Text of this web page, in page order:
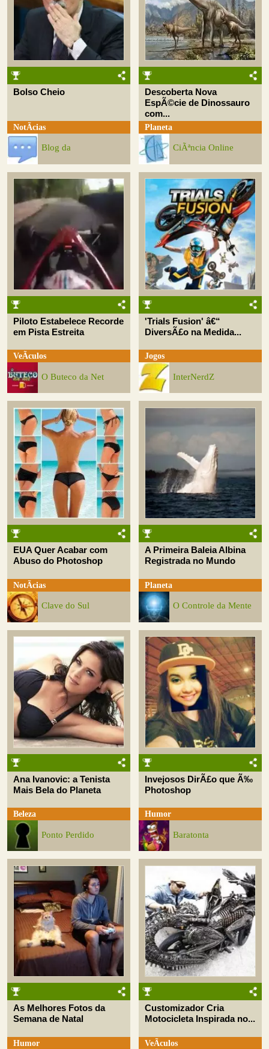
Bolso Cheio
NotÃ­cias
Blog da
Descoberta Nova
EspÃ©cie de Dinossauro
com...
Planeta
CiÃªncia Online
Piloto Estabelece Recorde
em Pista Estreita
VeÃ­culos
O Buteco da Net
'Trials Fusion' â€“
DiversÃ£o na Medida...
Jogos
InterNerdZ
EUA Quer Acabar com
Abuso do Photoshop
NotÃ­cias
Clave do Sul
A Primeira Baleia Albina
Registrada no Mundo
Planeta
O Controle da Mente
Ana Ivanovic: a Tenista
Mais Bela do Planeta
Beleza
Ponto Perdido
Invejosos DirÃ£o que Ã‰
Photoshop
Humor
Baratonta
As Melhores Fotos da
Semana de Natal
Humor
Customizador Cria
Motocicleta Inspirada no...
VeÃ­culos